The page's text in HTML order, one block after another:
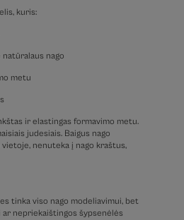
kuris:
nago
metu
ir elastingas formavimo metu.
judesiais. Baigus nago
nenuteka į nago kraštus,
tinka viso nago modeliavimui, bet
nepriekaištingos šypsenėlės